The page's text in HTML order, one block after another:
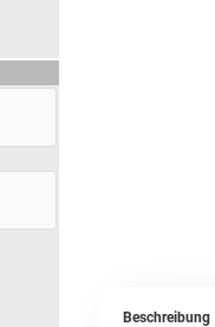
Beschreibung